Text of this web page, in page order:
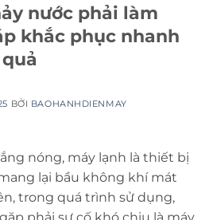
nước phải làm
khắc phục nhanh
BỞI BAOHANHDIENMAY
nóng, máy lạnh là thiết bị
lại bầu không khí mát
trong quá trình sử dụng,
phải sự cố khó chịu là máy